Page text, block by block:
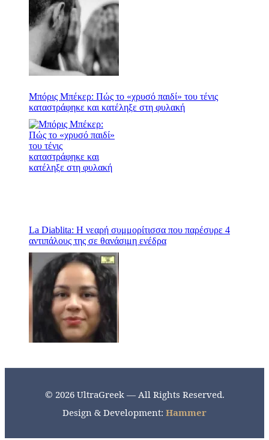
Μπόρις Μπέκερ: Πώς το «χρυσό παιδί» του τένις
καταστράφηκε και κατέληξε στη φυλακή
La Diablita: Η νεαρή συμμορίτισσα που παρέσυρε 4
αντιπάλους της σε θανάσιμη ενέδρα
© 2026 UltraGreek — All Rights Reserved.
Design & Development: Hammer